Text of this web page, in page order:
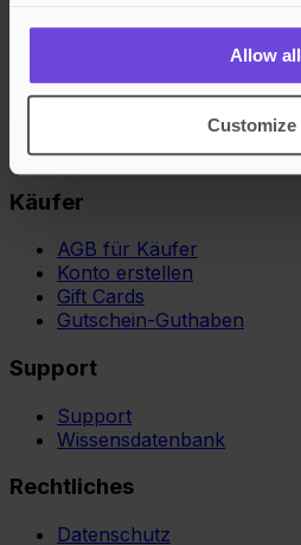
Allow all
Customize
Veranstalter
Veranstalter werden
AGB für Veranstalter
Käufer
AGB für Käufer
Konto erstellen
Gift Cards
Gutschein-Guthaben
Support
Support
Wissensdatenbank
Rechtliches
Datenschutz